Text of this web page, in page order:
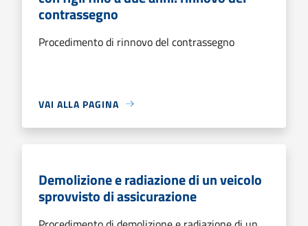
contrassegno
Procedimento di rinnovo del contrassegno
VAI ALLA PAGINA
Demolizione e radiazione di un veicolo
sprovvisto di assicurazione